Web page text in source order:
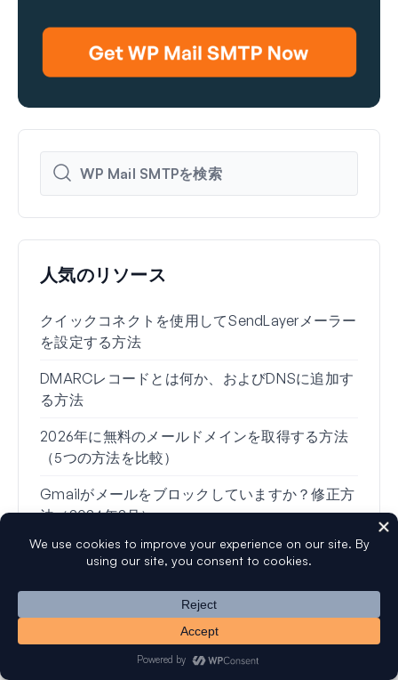
人気のリソース
クイックコネクトを使用してSendLayerメーラー
を設定する方法
DMARCレコードとは何か、およびDNSに追加す
る方法
2026年に無料のメールドメインを取得する方法
（5つの方法を比較）
Gmailがメールをブロックしていますか？修正方
法（2024年2月）
複数のSPFレコード：それらをマージする方法
（簡単な方法）
【解決済み】WPFormsがメールを送信しない問
配信とマーケティングのための最高のWordPress
れ